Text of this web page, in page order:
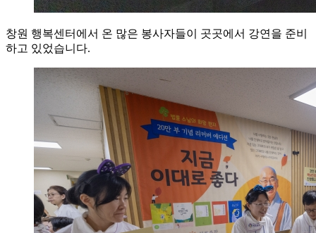
창원 행복센터에서 온 많은 봉사자들이 곳곳에서 강연을 준비
하고 있었습니다.